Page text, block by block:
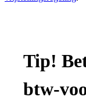
Tip!
btw-